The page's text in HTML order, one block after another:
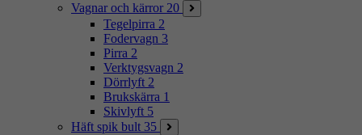
Vagnar och kärror 20
Tegelpirra 2
Fodervagn 3
Pirra 2
Verktygsvagn 2
Dörrlyft 2
Brukskärra 1
Skivlyft 5
Häft spik bult 35